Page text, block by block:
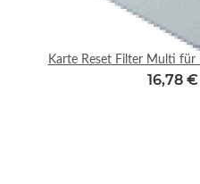
Karte Reset Filter Multi für
16,78 €